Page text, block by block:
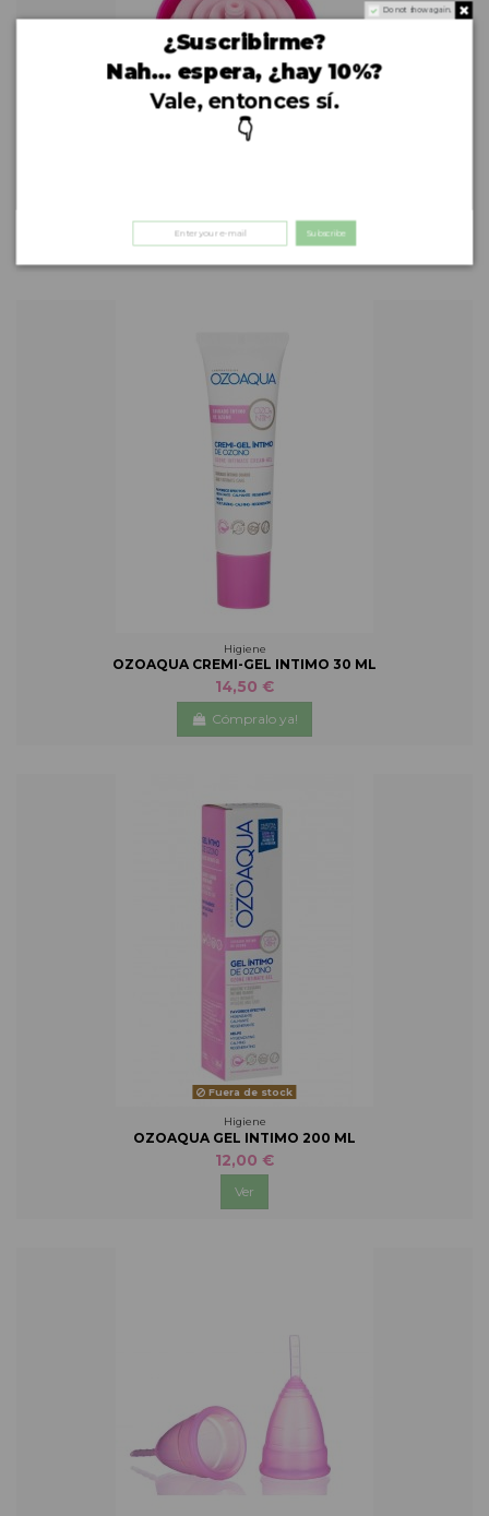
Cómpralo ya!
Higiene
OZOAQUA CREMI-GEL INTIMO 30 ML
14,50 €
Cómpralo ya!
Fuera de stock
Higiene
OZOAQUA GEL INTIMO 200 ML
12,00 €
Ver
Do not show again.
¿Suscribirme?
Nah… espera, ¿hay 10%?
Vale, entonces sí.
👇
Subscribe